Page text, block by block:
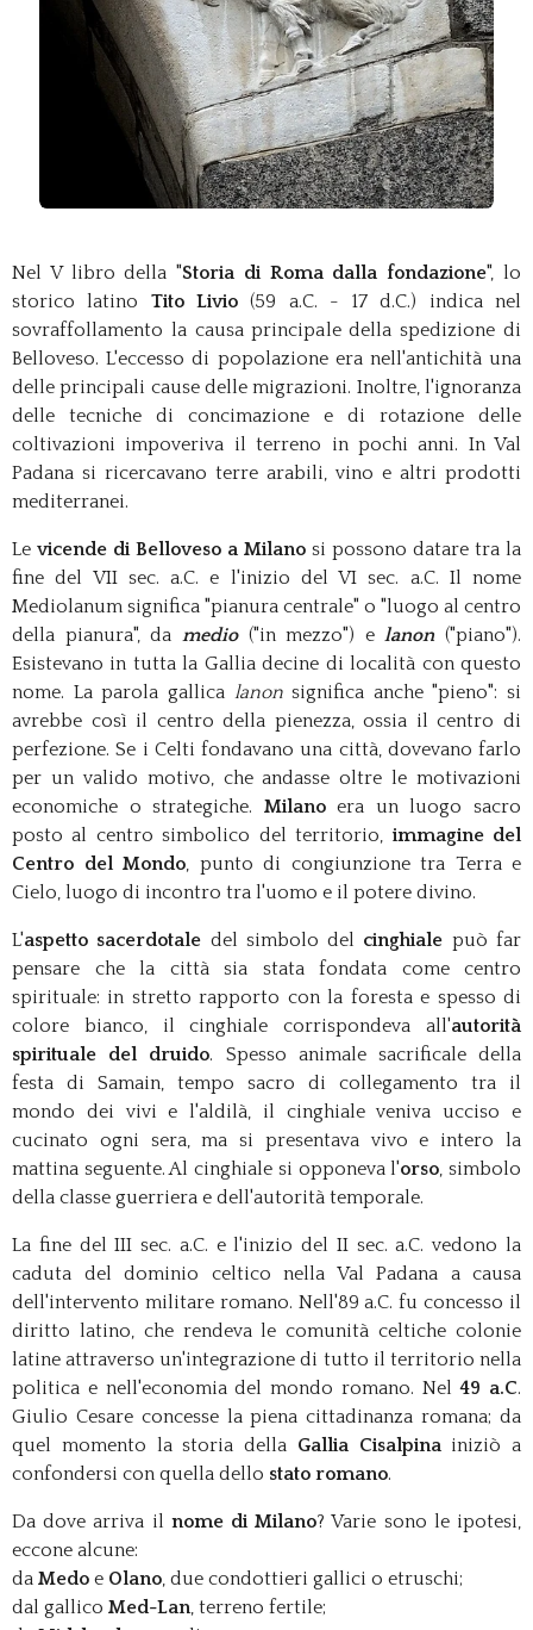
Nel V libro della "Storia di Roma dalla fondazione", lo
storico latino Tito Livio(59 a.C. - 17 d.C.) indica nel
sovraffollamento la causa principale della spedizione di
Belloveso. L'eccesso di popolazione era nell'antichità una
delle principali cause delle migrazioni. Inoltre, l'ignoranza
delle tecniche di concimazione e di rotazione delle
coltivazioni impoveriva il terreno in pochi anni. In Val
Padana si ricercavano terre arabili, vino e altri prodotti
mediterranei.
Le vicende di Belloveso a Milano si possono datare tra la
fine del VII sec. a.C. e l'inizio del VI sec. a.C. Il nome
Mediolanum significa "pianura centrale" o "luogo al centro
della pianura", da medio("in mezzo") elanon ("piano").
Esistevano in tutta la Gallia decine di località con questo
nome. La parola gallica lanonsignifica anche "pieno": si
avrebbe così il centro della pienezza, ossia il centro di
perfezione. Se i Celti fondavano una città, dovevano farlo
per un valido motivo, che andasse oltre le motivazioni
economiche o strategiche. Milanoera un luogo sacro
posto al centro simbolico del territorio, immagine del
Centro del Mondo, punto di congiunzione tra Terra e
Cielo, luogo di incontro tra l'uomo e il potere divino.
L'aspetto sacerdotale del simbolo del cinghiale può far
pensare che la città sia stata fondata come centro
spirituale: in stretto rapporto con la foresta e spesso di
colore bianco, il cinghiale corrispondeva all'autorità
spirituale del druido. Spesso animale sacrificale della
festa di Samain, tempo sacro di collegamento tra il
mondo dei vivi e l'aldilà, il cinghiale veniva ucciso e
cucinato ogni sera, ma si presentava vivo e intero la
mattina seguente. Al cinghiale si opponeva l'orso, simbolo
della classe guerriera e dell'autorità temporale.
La fine del III sec. a.C. e l'inizio del II sec. a.C. vedono la
caduta del dominio celtico nella Val Padana a causa
dell'intervento militare romano. Nell'89 a.C. fu concesso il
diritto latino, che rendeva le comunità celtiche colonie
latine attraverso un'integrazione di tutto il territorio nella
politica e nell'economia del mondo romano. Nel49 a.C.
Giulio Cesare concesse la piena cittadinanza romana; da
quel momento la storia della Gallia Cisalpinainiziò a
confondersi con quella dello stato romano.
Da dove arriva il nome di Milano? Varie sono le ipotesi,
eccone alcune:
da Medo e Olano, due condottieri gallici o etruschi;
dal gallico Med-Lan, terreno fertile;